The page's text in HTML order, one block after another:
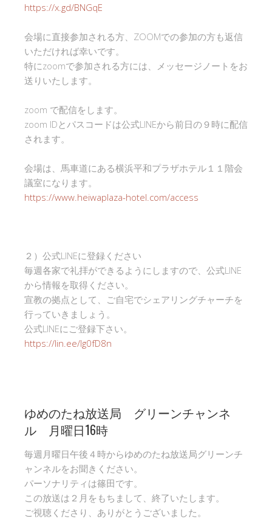
https://x.gd/BNGqE
会場に直接参加される方、ZOOMでの参加の方も返信
いただければ幸いです。
特にzoomで参加される方には、メッセージノートをお
送りいたします。
zoom で配信をします。
zoom IDとパスコードは公式LINEから前日の９時に配信
されます。
会場は、馬車道にある横浜平和プラザホテル１１階会
議室になります。
https://www.heiwaplaza-hotel.com/access
２）公式LINEに登録ください
毎週各家で礼拝ができるようにしますので、公式LINE
から情報を取得ください。
宣教の拠点として、ご自宅でシェアリングチャーチを
行っていきましょう。
公式LINEにご登録下さい。
https://lin.ee/Ig0fD8n
ゆめのたね放送局 グリーンチャンネ
ル 月曜日16時
毎週月曜日午後４時からゆめのたね放送局グリーンチ
ャンネルをお聞きください。
パーソナリティは篠田です。
この放送は２月をもちまして、終了いたします。
ご視聴くださり、ありがとうございました。